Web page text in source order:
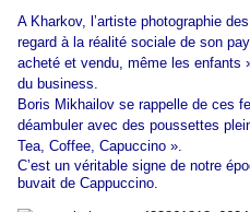
A Kharkov, lʼartiste photographie
regard à la réalité sociale de son
acheté et vendu, même les enfants
du business.
Boris Mikhailov se rappelle de ces
déambuler avec des poussettes
Tea, Coffee, Capuccino ».
Cʼest un véritable signe de notre
buvait de Cappuccino.